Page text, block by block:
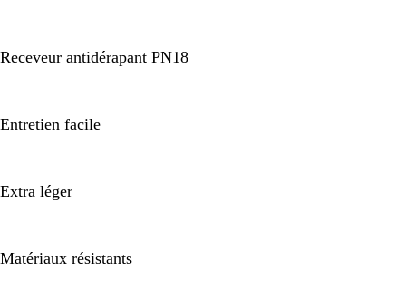
Receveur antidérapant PN18
Entretien facile
Extra léger
Matériaux résistants